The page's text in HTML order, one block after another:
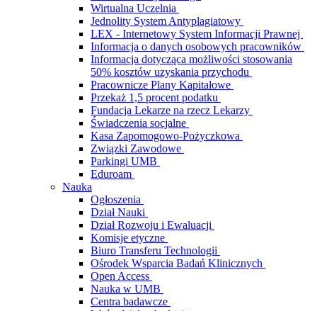
Wirtualna Uczelnia
Jednolity System Antyplagiatowy
LEX - Internetowy System Informacji Prawnej
Informacja o danych osobowych pracowników
Informacja dotycząca możliwości stosowania
50% kosztów uzyskania przychodu
Pracownicze Plany Kapitałowe
Przekaż 1,5 procent podatku
Fundacja Lekarze na rzecz Lekarzy
Świadczenia socjalne
Kasa Zapomogowo-Pożyczkowa
Związki Zawodowe
Parkingi UMB
Eduroam
Nauka
Ogłoszenia
Dział Nauki
Dział Rozwoju i Ewaluacji
Komisje etyczne
Biuro Transferu Technologii
Ośrodek Wsparcia Badań Klinicznych
Open Access
Nauka w UMB
Centra badawcze